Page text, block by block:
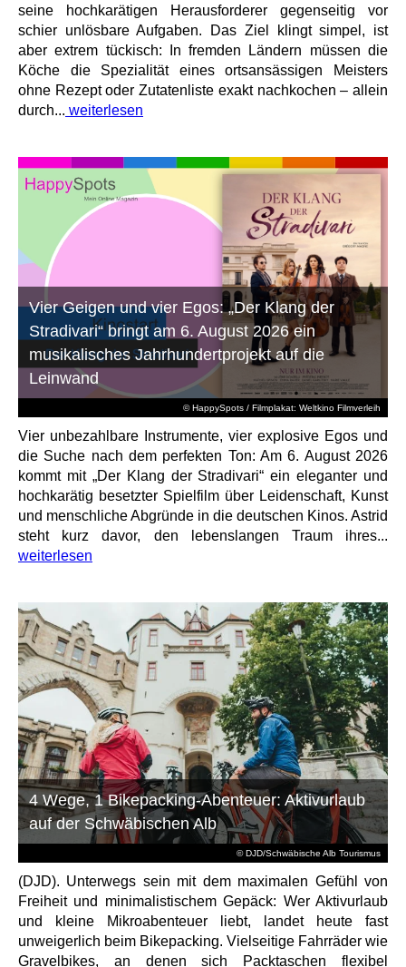
seine hochkarätigen Herausforderer gegenseitig vor
schier unlösbare Aufgaben. Das Ziel klingt simpel, ist
aber extrem tückisch: In fremden Ländern müssen die
Köche die Spezialität eines ortsansässigen Meisters
ohne Rezept oder Zutatenliste exakt nachkochen – allein
durch... weiterlesen
© HappySpots / Filmplakat: Weltkino Filmverleih
Vier Geigen und vier Egos: „Der Klang der
Stradivari“ bringt am 6. August 2026 ein
musikalisches Jahrhundertprojekt auf die
Leinwand
Vier unbezahlbare Instrumente, vier explosive Egos und
die Suche nach dem perfekten Ton: Am 6. August 2026
kommt mit „Der Klang der Stradivari“ ein eleganter und
hochkarätig besetzter Spielfilm über Leidenschaft, Kunst
und menschliche Abgründe in die deutschen Kinos. Astrid
steht kurz davor, den lebenslangen Traum ihres...
weiterlesen
© DJD/Schwäbische Alb Tourismus
4 Wege, 1 Bikepacking-Abenteuer: Aktivurlaub
auf der Schwäbischen Alb
(DJD). Unterwegs sein mit dem maximalen Gefühl von
Freiheit und minimalistischem Gepäck: Wer Aktivurlaub
und kleine Mikroabenteuer liebt, landet heute fast
unweigerlich beim Bikepacking. Vielseitige Fahrräder wie
Gravelbikes, an denen sich Packtaschen flexibel